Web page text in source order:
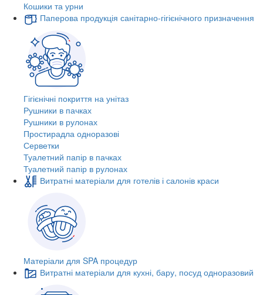
Кошики та урни
Паперова продукція санітарно-гігієнічного призначення
Гігієнічні покриття на унітаз
Рушники в пачках
Рушники в рулонах
Простирадла одноразові
Серветки
Туалетний папір в пачках
Туалетний папір в рулонах
Витратні матеріали для готелів і салонів краси
Матеріали для SPA процедур
Витратні матеріали для кухні, бару, посуд одноразовий